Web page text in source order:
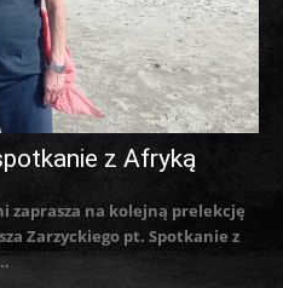
z Afryką
zaprasza na kolejną prelekcję
Zarzyckiego pt. Spotkanie z